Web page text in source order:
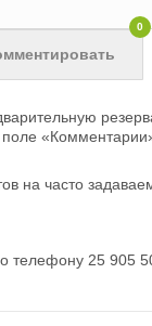
0
на часто
телефону 25 905